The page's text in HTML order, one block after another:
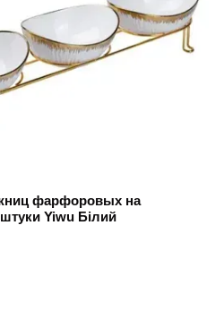
фарфоровых на
Yiwu Білий